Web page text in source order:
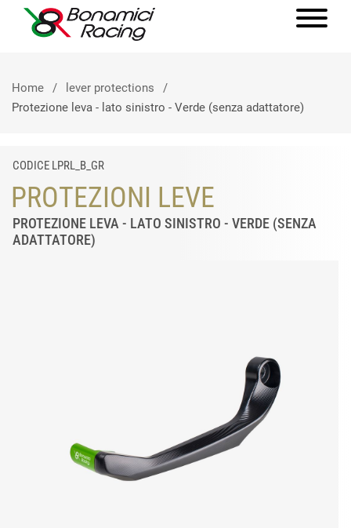
Home
lever protections
Protezione leva - lato sinistro - Verde (senza adattatore)
CODICE LPRL_B_GR
PROTEZIONI LEVE
PROTEZIONE LEVA - LATO SINISTRO - VERDE (SENZA
ADATTATORE)